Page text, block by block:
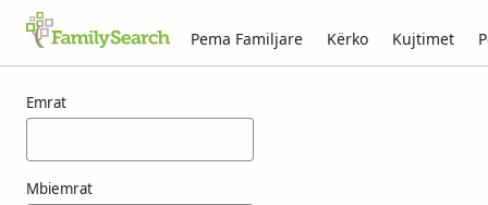
Pema Familjare Kërko Kujtimet
Emrat
Mbiemrat